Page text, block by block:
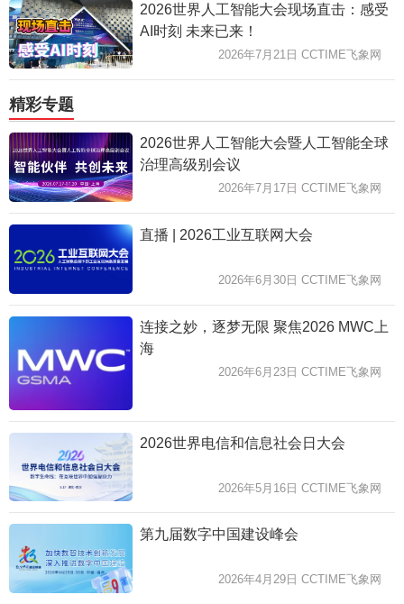
2026世界人工智能大会现场直击：感受
AI时刻 未来已来！
2026年7月21日 CCTIME飞象网
精彩专题
2026世界人工智能大会暨人工智能全球
治理高级别会议
2026年7月17日 CCTIME飞象网
直播 | 2026工业互联网大会
2026年6月30日 CCTIME飞象网
连接之妙，逐梦无限 聚焦2026 MWC上
海
2026年6月23日 CCTIME飞象网
2026世界电信和信息社会日大会
2026年5月16日 CCTIME飞象网
第九届数字中国建设峰会
2026年4月29日 CCTIME飞象网